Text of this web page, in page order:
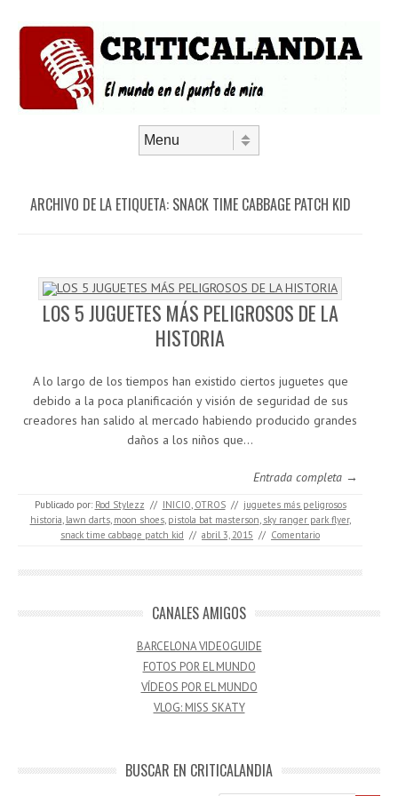
ARCHIVO DE LA ETIQUETA: SNACK TIME CABBAGE PATCH KID
LOS 5 JUGUETES MÁS PELIGROSOS DE LA
HISTORIA
A lo largo de los tiempos han existido ciertos juguetes que
debido a la poca planificación y visión de seguridad de sus
creadores han salido al mercado habiendo producido grandes
daños a los niños que…
Entrada completa →
Publicado por: Rod Stylezz // INICIO, OTROS // juguetes más peligrosos
historia, lawn darts, moon shoes, pistola bat masterson, sky ranger park flyer,
snack time cabbage patch kid // abril 3, 2015 // Comentario
CANALES AMIGOS
BARCELONA VIDEOGUIDE
FOTOS POR EL MUNDO
VÍDEOS POR EL MUNDO
VLOG: MISS SKATY
BUSCAR EN CRITICALANDIA